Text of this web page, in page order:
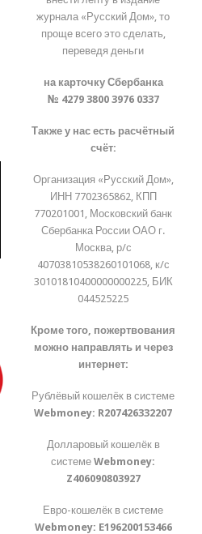
журнала «Русский Дом», то
проще всего это сделать,
переведя деньги
на карточку Сбербанка
№ 4279 3800 3976 0337
Также у нас есть расчётный
счёт:
Организация «Русский Дом»,
ИНН 7702365862, КПП
770201001, Московский банк
Сбербанка России ОАО г.
Москва, р/с
40703810538260101068, к/с
30101810400000000225, БИК
044525225
Кроме того, пожертвования
можно направлять и через
интернет:
Рублёвый кошелёк в системе
Webmoney: R207426332207
Долларовый кошелёк в
системеWebmoney:
Z406090803927
Евро-кошелёк в системе
Webmoney: E196200153466